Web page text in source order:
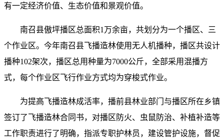
有一定经济价值、生态价值和景观价值。
南召县傲坪播区总面积1万余亩，共划分为一个播区、三
个作业区。今年南召县飞播造林使用无人机播种，播区共设计
播种102架次，播区总用种量为7000公斤，全部采用混播方
式，每个作业区飞行作业方式均为穿梭式作业。
为提高飞播造林成活率，播前县林业部门与播区所在乡镇
签订了飞播造林合同书，对播区防火、虫鼠防治、补植补造等
工作职责进行了明确，指派专职护林员，建设管护设施，督促